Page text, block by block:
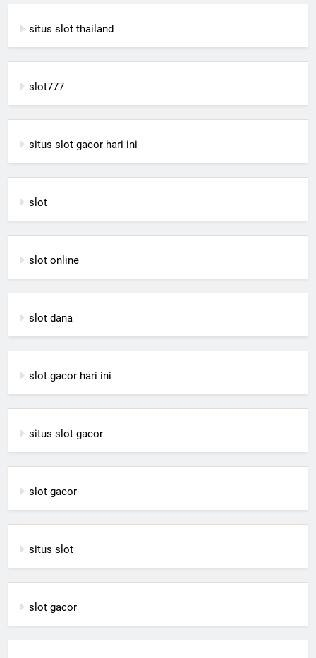
situs slot thailand
slot777
situs slot gacor hari ini
slot
slot online
slot dana
slot gacor hari ini
situs slot gacor
slot gacor
situs slot
slot gacor